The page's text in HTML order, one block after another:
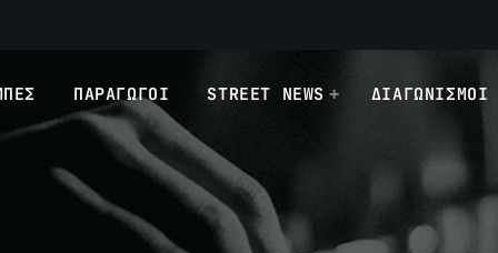
ΠΑΡΑΓΩΓΟΙ STREET NEWS ΔΙΑΓΩΝΙΣΜΟΙ